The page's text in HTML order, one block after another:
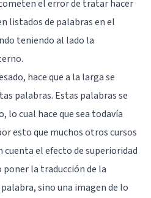
el error de tratar hacer
listados de palabras en el
teniendo al lado la
hace que a la larga se
palabras. Estas palabras se
lo cual hace que sea todavía
esto que muchos otros cursos
cuenta el efecto de superioridad
la traducción de la
sino una imagen de lo